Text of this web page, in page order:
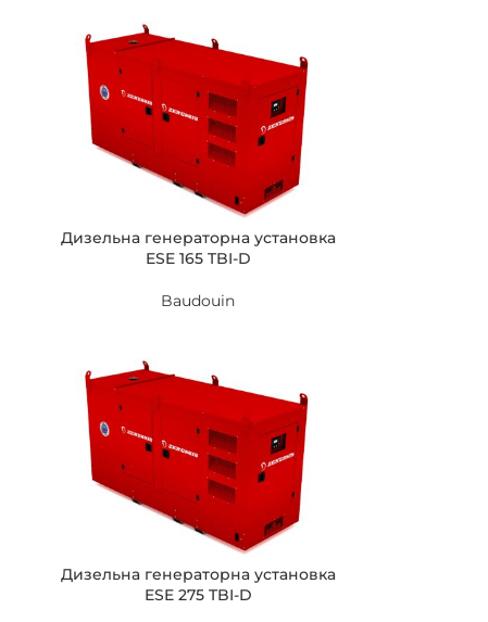
Дизельна генераторна установка
ESE 165 TBI-D
Baudouin
Дизельна генераторна установка
ESE 275 TBI-D